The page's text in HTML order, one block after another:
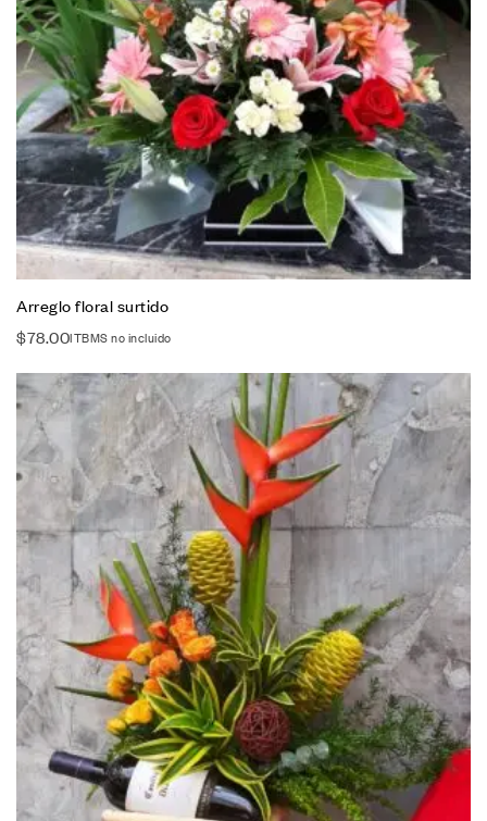
Arreglo floral surtido
$78.00ITBMS no incluido